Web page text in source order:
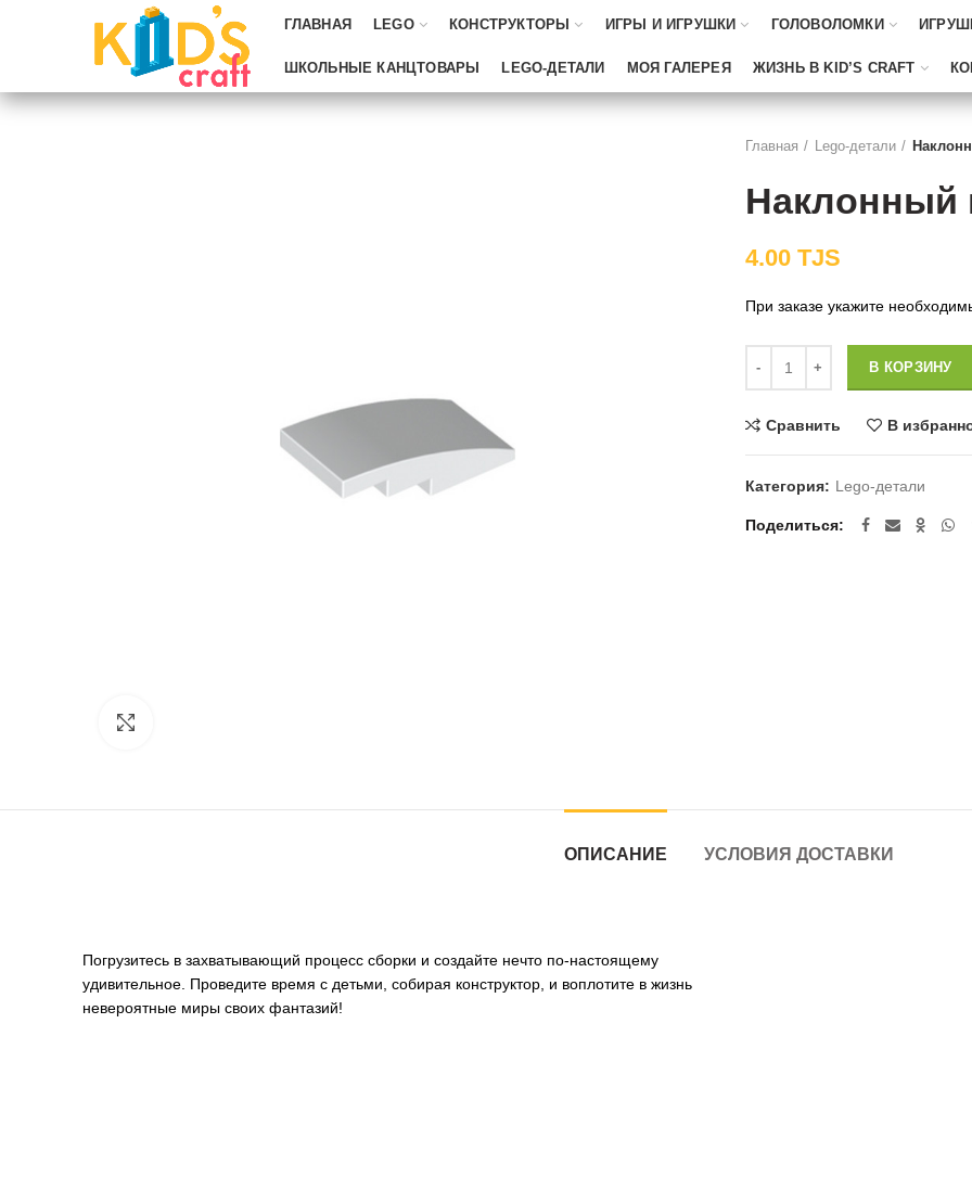
ГЛАВНАЯ LEGO КОНСТРУКТОРЫ ИГРЫ И ИГРУШКИ ГОЛОВОЛОМКИ
ШКОЛЬНЫЕ КАНЦТОВАРЫ LEGO-ДЕТАЛИ МОЯ ГАЛЕРЕЯ ЖИЗНЬ В KID’S CRAFT
Главная Lego-детали
Наклонный
4.00 TJS
При заказе укажите
В КОРЗИНУ
Сравнить В
Категория: Lego-детали
Поделиться
ОПИСАНИЕ УСЛОВИЯ ДОСТАВКИ
Погрузитесь в захватывающий процесс сборки и создайте нечто по-настоящему
удивительное. Проведите время с детьми, собирая конструктор, и воплотите в жизнь
невероятные миры своих фантазий!